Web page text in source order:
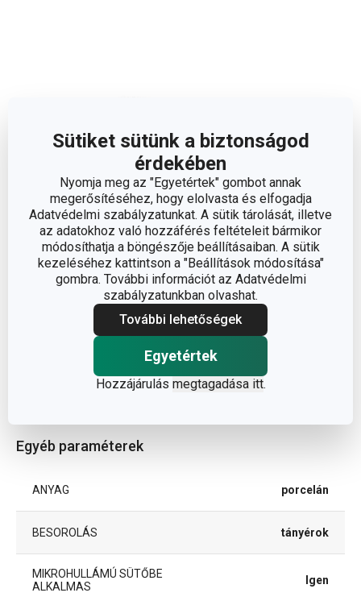
Sütiket sütünk a biztonságod
érdekében
Nyomja meg az "Egyetértek" gombot annak
megerősítéséhez, hogy elolvasta és elfogadja
Adatvédelmi szabályzatunkat. A sütik tárolását, illetve
az adatokhoz való hozzáférés feltételeit bármikor
módosíthatja a böngészője beállításaiban. A sütik
kezeléséhez kattintson a "Beállítások módosítása"
gombra. További információt az Adatvédelmi
szabályzatunkban olvashat.
További lehetőségek
Egyetértek
Hozzájárulás megtagadása itt.
A TERMÉK MAGASSÁGA (CM)
ÁTMÉRŐ (CM)
Egyéb paraméterek
ANYAG porcelán
BESOROLÁS tányérok
MIKROHULLÁMÚ SÜTŐBE
ALKALMAS
Igen